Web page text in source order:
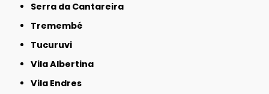
Serra da Cantareira
Tremembé
Tucuruvi
Vila Albertina
Vila Endres